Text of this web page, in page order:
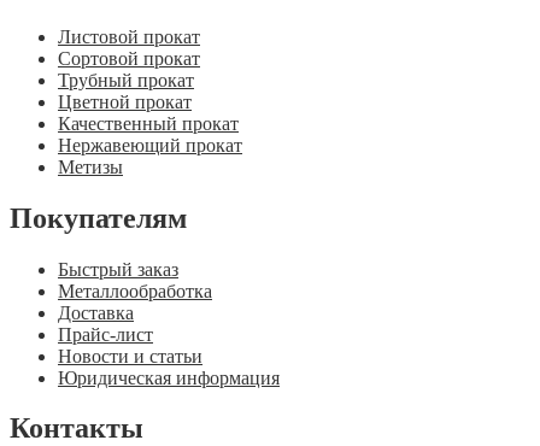
Листовой прокат
Сортовой прокат
Трубный прокат
Цветной прокат
Качественный прокат
Нержавеющий прокат
Метизы
Покупателям
Быстрый заказ
Металлообработка
Доставка
Прайс-лист
Новости и статьи
Юридическая информация
Контакты